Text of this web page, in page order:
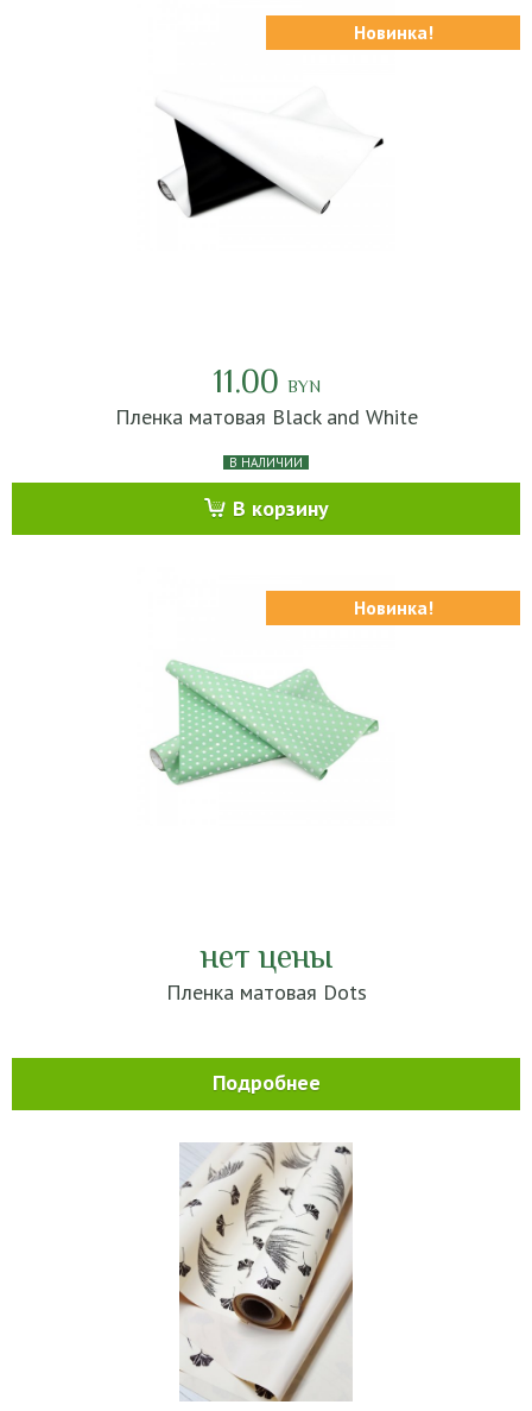
Новинка!
11.00 BYN
Пленка матовая Black and White
В НАЛИЧИИ
В корзину
Новинка!
нет цены
Пленка матовая Dots
Подробнее